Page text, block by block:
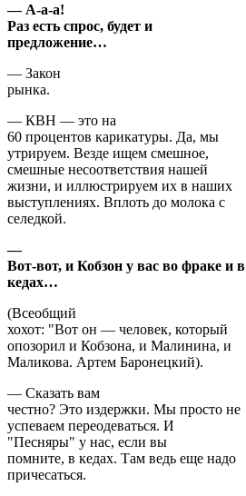
— А-а-а!
Раз есть спрос, будет и
предложение…
— Закон
рынка.
— КВН — это на
60 процентов карикатуры. Да, мы
утрируем. Везде ищем смешное,
смешные несоответствия нашей
жизни, и иллюстрируем их в наших
выступлениях. Вплоть до молока с
селедкой.
—
Вот-вот, и Кобзон у вас во фраке и в
кедах…
(Всеобщий
хохот: "Вот он — человек, который
опозорил и Кобзона, и Малинина, и
Маликова. Артем Баронецкий).
— Сказать вам
честно? Это издержки. Мы просто не
успеваем переодеваться. И
"Песняры" у нас, если вы
помните, в кедах. Там ведь еще надо
причесаться.